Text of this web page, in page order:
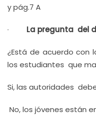
y pág.7 A
· La pregunta del
¿Está de acuerdo con
los estudiantes que
Si, las autoridades
No, los jóvenes están